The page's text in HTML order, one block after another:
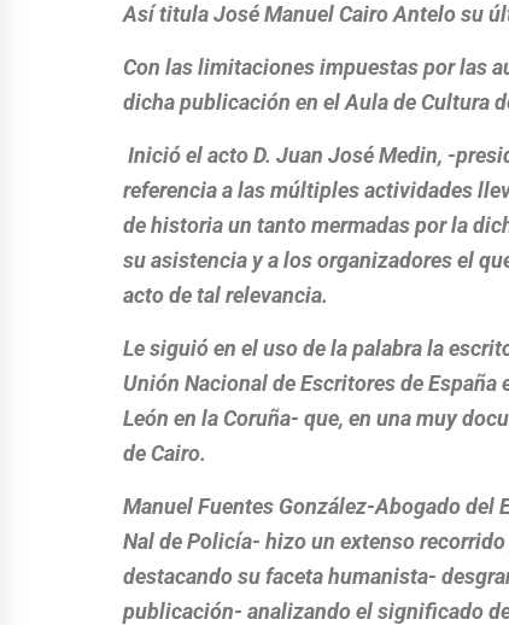
Así titula José Manuel Cairo Antelo su
Con las limitaciones impuestas por las
dicha publicación en el Aula de Cultura
Inició el acto D. Juan José Medin, -
referencia a las múltiples actividades
de historia un tanto mermadas por la
su asistencia y a los organizadores el
acto de tal relevancia.
Le siguió en el uso de la palabra la
Unión Nacional de Escritores de España
León en la Coruña- que, en una muy
de Cairo.
Manuel Fuentes González-Abogado
Nal de Policía- hizo un extenso
destacando su faceta humanista-
publicación- analizando el significado